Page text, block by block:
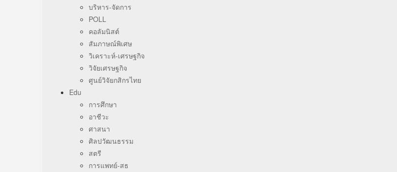
บริหาร-จัดการ
POLL
คอลัมนิสต์
สัมภาษณ์พิเศษ
วิเคราะห์-เศรษฐกิจ
วิจัยเศรษฐกิจ
ศูนย์วิจัยกสิกรไทย
Edu
การศึกษา
อาชีวะ
ศาสนา
ศิลปวัฒนธรรม
สตรี
การแพทย์-สธ